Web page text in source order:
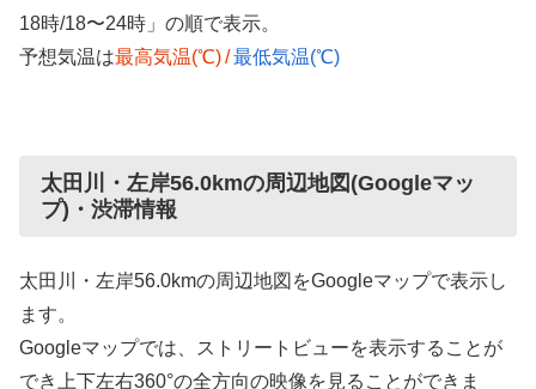
18時/18〜24時」の順で表示。
予想気温は最高気温(℃)/最低気温(℃)
太田川・左岸56.0kmの周辺地図(Googleマッ
プ)・渋滞情報
太田川・左岸56.0kmの周辺地図をGoogleマップで表示し
ます。
Googleマップでは、ストリートビューを表示することが
でき上下左右360°の全方向の映像を見ることができま